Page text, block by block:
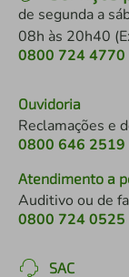
de segunda a
08h às 20h40
0800 724 4770
Ouvidoria
Reclamações e
0800 646 2519
Atendimento a
Auditivo ou de
0800 724 0525
SAC